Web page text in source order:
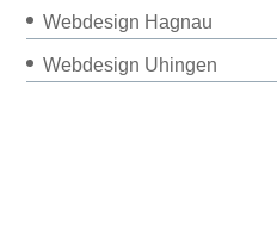
Webdesign Hagnau
Webdesign Uhingen